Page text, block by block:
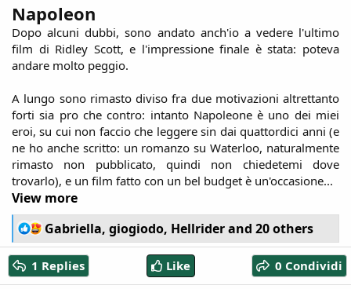
Napoleon
Dopo alcuni dubbi, sono andato anch'io a vedere l'ultimo
film di Ridley Scott, e l'impressione finale è stata: poteva
andare molto peggio.
A lungo sono rimasto diviso fra due motivazioni altrettanto
forti sia pro che contro: intanto Napoleone è uno dei miei
eroi, su cui non faccio che leggere sin dai quattordici anni (e
ne ho anche scritto: un romanzo su Waterloo, naturalmente
rimasto non pubblicato, quindi non chiedetemi dove
trovarlo), e un film fatto con un bel budget è un'occasione...​
View more
R
e
a
c
t
Gabriella, giogiodo, Hellriderand 20 others
1 Replies Like 0 Condividi